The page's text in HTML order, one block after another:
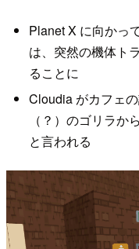
Planet X に向かっ
は、突然の機体ト
ることに
Cloudia がカフェ
（？）のゴリラ
と言われる